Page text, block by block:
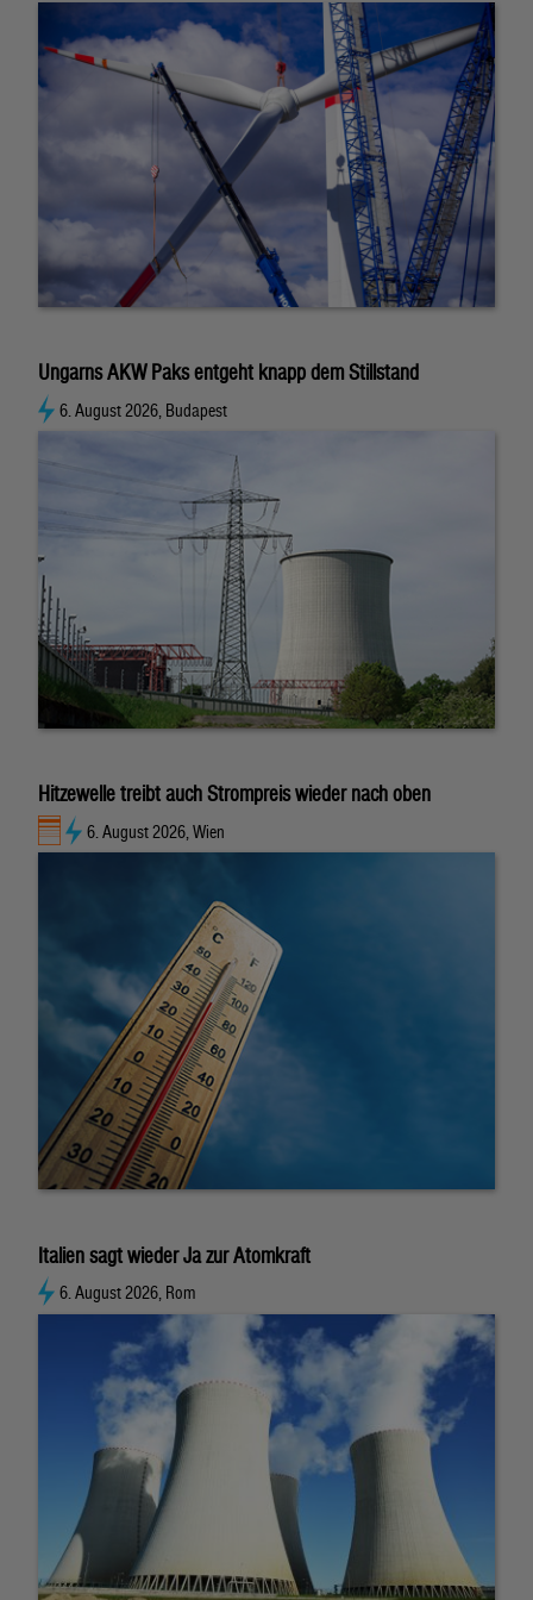
Ungarns AKW Paks entgeht knapp dem Stillstand
6. August 2026, Budapest
Hitzewelle treibt auch Strompreis wieder nach oben
6. August 2026, Wien
Italien sagt wieder Ja zur Atomkraft
6. August 2026, Rom